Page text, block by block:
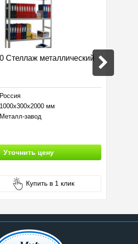
Стеллаж металлический
Россия
1000x300x2000 мм
Металл-завод
Уточнить цену
Купить в 1 клик